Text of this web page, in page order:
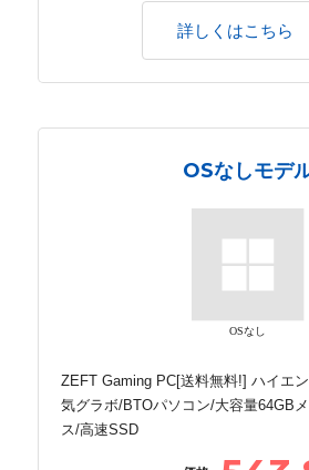
詳しくはこちら
OSなしモデ
OSなし
ZEFT Gaming PC[送料無料!] ハイエ
気グラボ/BTOパソコン/大容量64GB
ス/高速SSD